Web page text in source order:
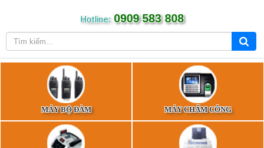
Hotline:0909 583 808
MÁY BỘ ĐÀM MÁY CHẤM CÔNG